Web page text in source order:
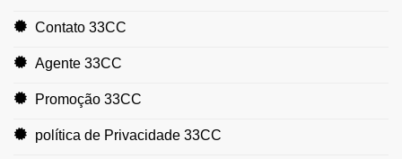
Contato 33CC
Agente 33CC
Promoção 33CC
política de Privacidade 33CC